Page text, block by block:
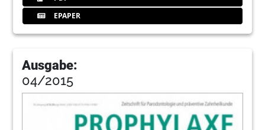
EPAPER
Ausgabe:
04/2015